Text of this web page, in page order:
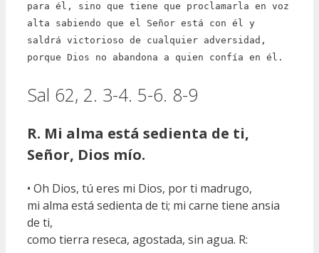
para él, sino que tiene que proclamarla en voz
alta sabiendo que el Señor está con él y
saldrá victorioso de cualquier adversidad,
porque Dios no abandona a quien confía en él.
Sal 62, 2. 3-4. 5-6. 8-9
R. Mi alma está sedienta de ti,
Señor, Dios mío.
• Oh Dios, tú eres mi Dios, por ti madrugo,
mi alma está sedienta de ti; mi carne tiene ansia
de ti,
como tierra reseca, agostada, sin agua. R: